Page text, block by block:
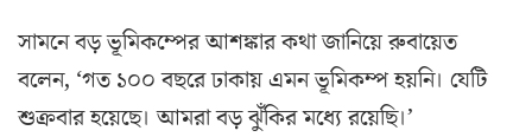
সামনে বড় ভূমিকম্পের আশঙ্কার কথা জানিয়ে রুবায়েত
বলেন, ‘গত ১০০ বছরে ঢাকায় এমন ভূমিকম্প হয়নি। যেটি
শুক্রবার হয়েছে। আমরা বড় ঝুঁকির মধ্যে রয়েছি।’